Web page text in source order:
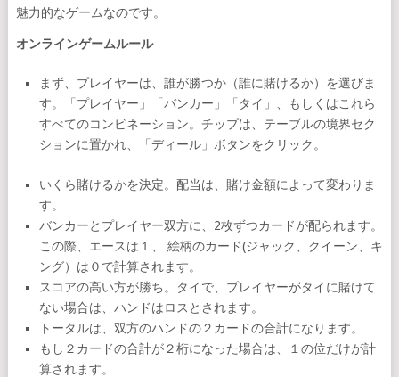
魅力的なゲームなのです。
オンラインゲームルール
まず、プレイヤーは、誰が勝つか（誰に賭けるか）を選びま
す。「プレイヤー」「バンカー」「タイ」、もしくはこれら
すべてのコンビネーション。チップは、テーブルの境界セク
ションに置かれ、「ディール」ボタンをクリック。
いくら賭けるかを決定。配当は、賭け金額によって変わりま
す。
バンカーとプレイヤー双方に、2枚ずつカードが配られます。
この際、エースは１、 絵柄のカード(ジャック、クイーン、キ
ング）は０で計算されます。
スコアの高い方が勝ち。タイで、プレイヤーがタイに賭けて
ない場合は、ハンドはロスとされます。
トータルは、双方のハンドの２カードの合計になります。
もし２カードの合計が２桁になった場合は、１の位だけが計
算されます。